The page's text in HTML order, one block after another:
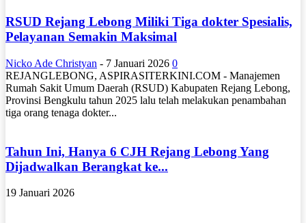
RSUD Rejang Lebong Miliki Tiga dokter Spesialis,
Pelayanan Semakin Maksimal
Nicko Ade Christyan - 7 Januari 2026 0
REJANGLEBONG, ASPIRASITERKINI.COM - Manajemen
Rumah Sakit Umum Daerah (RSUD) Kabupaten Rejang Lebong,
Provinsi Bengkulu tahun 2025 lalu telah melakukan penambahan
tiga orang tenaga dokter...
Tahun Ini, Hanya 6 CJH Rejang Lebong Yang
Dijadwalkan Berangkat ke...
19 Januari 2026